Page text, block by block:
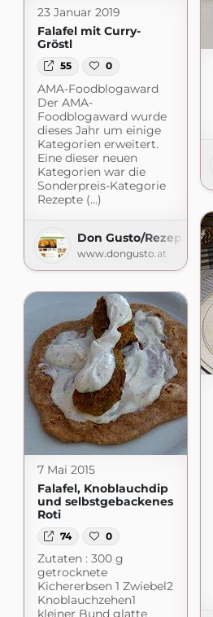
23 Januar 2019
Falafel mit Curry-
Gröstl
55 0
AMA-Foodblogaward
Der AMA-
Foodblogaward wurde
dieses Jahr um einige
Kategorien erweitert.
Eine dieser neuen
Kategorien war die
Sonderpreis-Kategorie
Rezepte (...)
Don Gusto/Rezepte
www.dongusto.at
7 Mai 2015
Falafel, Knoblauchdip
und selbstgebackenes
Roti
74 0
Zutaten : 300 g
getrocknete
Kichererbsen 1 Zwiebel2
Knoblauchzehen1
kleiner Bund glatte